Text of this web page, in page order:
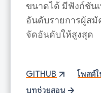
ขนาดได้ มีฟังก์ชัน
อันดับรายการผู้สมั
จัดอันดับให้สูงสุด
GITHUB
โพสต์
บทช่วยสอน